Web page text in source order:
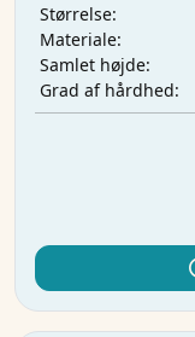
Størrelse:
Materiale:
Samlet højde:
Grad af hårdhed: